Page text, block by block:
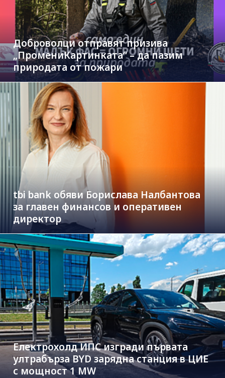
Доброволци отправят призива
„ПромениКартинката“ – да пазим
природата от пожари
tbi bank обяви Борислава Налбантова
за главен финансов и оперативен
директор
Електрохолд ИПС изгради първата
ултрабърза BYD зарядна станция в ЦИЕ
с мощност 1 MW